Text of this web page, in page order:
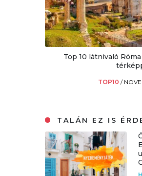
Top 10 látnivaló
TOP10/
TALÁN EZ IS